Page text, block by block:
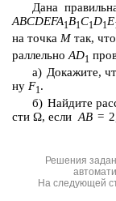
Дана
ABCDEFA1B1C1D1E
на точка M так,
рал­лель­но АD1
а) До­ка­жи­те,
ну F1.
б) Най­ди­те
сти Ω, если АВ =
Решения
На следующей